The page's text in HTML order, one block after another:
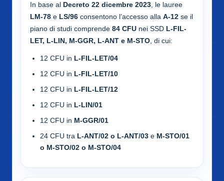
In base al Decreto 22 dicembre 2023 , le lauree
LM-78 e LS/96 consentono l’accesso alla A-12 se il
piano di studi comprende 84 CFU nei SSD L-FIL-
LET, L-LIN, M-GGR, L-ANT e M-STO , di cui:
12 CFU in L-FIL-LET/04
12 CFU in L-FIL-LET/10
12 CFU in L-FIL-LET/12
12 CFU in L-LIN/01
12 CFU in M-GGR/01
24 CFU tra L-ANT/02 o L-ANT/03 e M-STO/01
o M-STO/02 o M-STO/04